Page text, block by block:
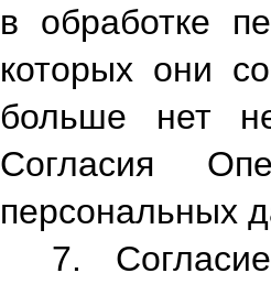
в обработке
которых они
больше нет
Согласия
персональных
7.